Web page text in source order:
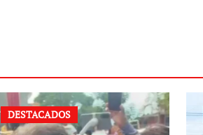
DESTACADOS